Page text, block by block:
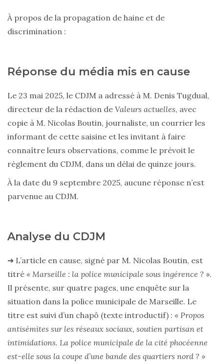
À propos de la propagation de haine et de
discrimination :
Réponse du média mis en cause
Le 23 mai 2025, le CDJM a adressé à M. Denis Tugdual,
directeur de la rédaction de Valeurs actuelles, avec
copie à M. Nicolas Boutin, journaliste, un courrier les
informant de cette saisine et les invitant à faire
connaître leurs observations, comme le prévoit le
règlement du CDJM, dans un délai de quinze jours.
À la date du 9 septembre 2025, aucune réponse n’est
parvenue au CDJM.
Analyse du CDJM
➔ L’article en cause, signé par M. Nicolas Boutin, est
titré « Marseille : la police municipale sous ingérence ? ».
Il présente, sur quatre pages, une enquête sur la
situation dans la police municipale de Marseille. Le
titre est suivi d’un chapô (texte introductif) : « Propos
antisémites sur les réseaux sociaux, soutien partisan et
intimidations. La police municipale de la cité phocéenne
est-elle sous la coupe d’une bande des quartiers nord ? »